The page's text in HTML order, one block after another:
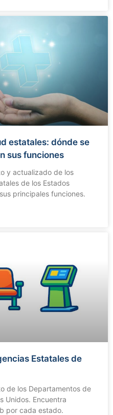
estatales: dónde se
sus funciones
y actualizado de los
de los Estados
principales funciones.
Estatales de
de los Departamentos de
Unidos. Encuentra
por cada estado.